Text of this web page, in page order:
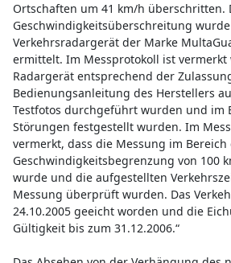
Ortschaften um 41 km/h überschritten.
Geschwindigkeitsüberschreitung
Verkehrsradargerät der Marke
ermittelt. Im Messprotokoll ist vermerkt
Radargerät entsprechend der
Bedienungsanleitung des Herstellers
Testfotos durchgeführt wurden und im
Störungen festgestellt wurden. Im
vermerkt, dass die Messung im Bereich
Geschwindigkeitsbegrenzung von 100
wurde und die aufgestellten
Messung überprüft wurden. Das
24.10.2005 geeicht worden und die
Gültigkeit bis zum 31.12.2006.“